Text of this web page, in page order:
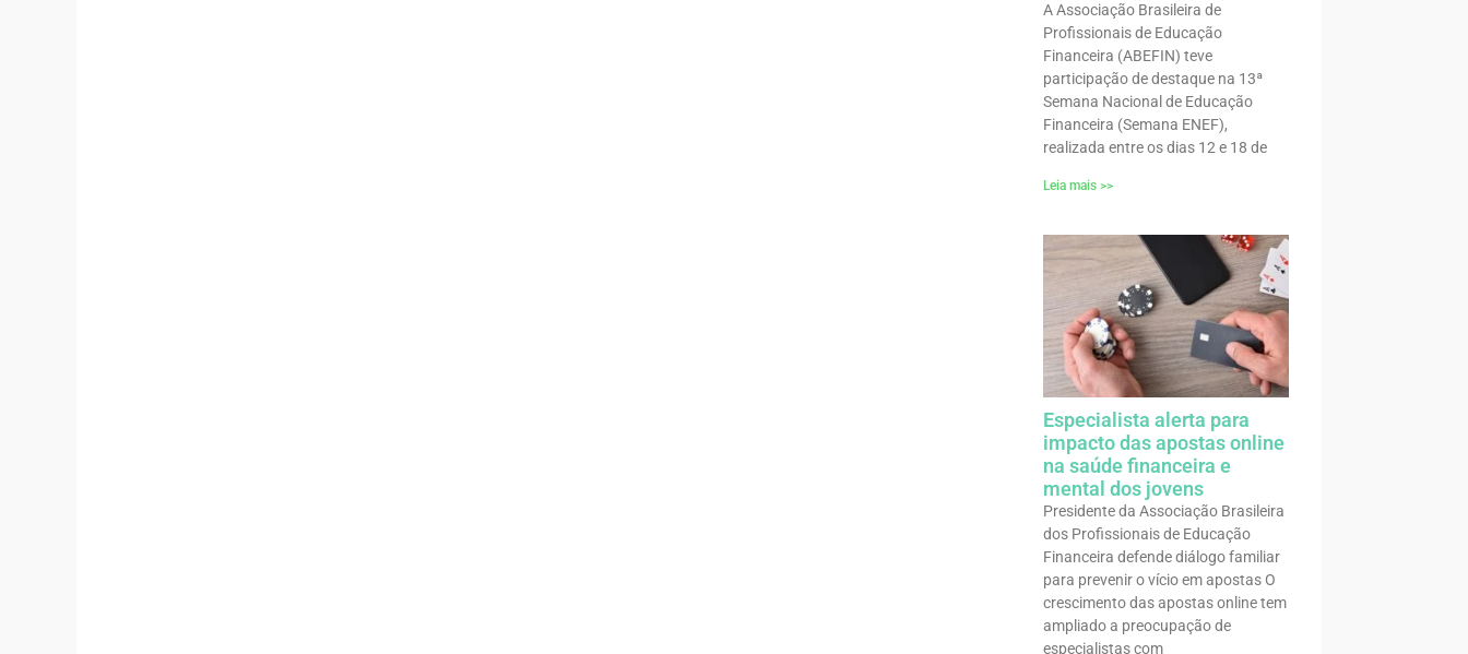
A Associação Brasileira de
Profissionais de Educação
Financeira (ABEFIN) teve
participação de destaque na 13ª
Semana Nacional de Educação
Financeira (Semana ENEF),
realizada entre os dias 12 e 18 de
Leia mais >>
Especialista alerta para
impacto das apostas online
na saúde financeira e
mental dos jovens
Presidente da Associação Brasileira
dos Profissionais de Educação
Financeira defende diálogo familiar
para prevenir o vício em apostas O
crescimento das apostas online tem
ampliado a preocupação de
especialistas com